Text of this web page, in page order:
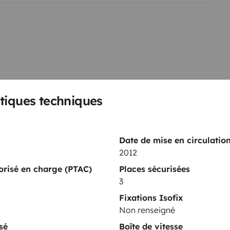
techniques
Date de mise en
2012
en charge (PTAC)
Places sécurisées
3
Fixations Isofix
Non renseigné
Boîte de vitesse
as access to underground
x 17cm. mattress with
Direction assistée
Fermeture centralisée
GPS